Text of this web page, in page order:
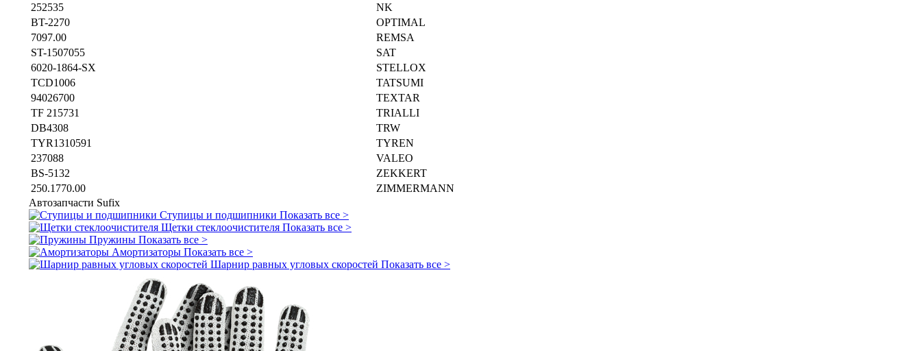
252535
NK
BT-2270
OPTIMAL
7097.00
REMSA
ST-1507055
SAT
6020-1864-SX
STELLOX
TCD1006
TATSUMI
94026700
TEXTAR
TF 215731
TRIALLI
DB4308
TRW
TYR1310591
TYREN
237088
VALEO
BS-5132
ZEKKERT
250.1770.00
ZIMMERMANN
Автозапчасти Sufix
Ступицы и подшипники Показать все >
Щетки стеклоочистителя Показать все >
Пружины Показать все >
Амортизаторы Показать все >
Шарнир равных угловых скоростей Показать все >